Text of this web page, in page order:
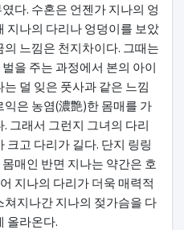
다. 수혼은 언젠가 지나의 엉
지나의 다리나 엉덩이를 보았
느낌은 천지차이다. 그때는
을 주는 과정에서 본의 아이
덜 잊은 풋사과 같은 느낌
은 농염(濃艶)한 몸매를 가
그래서 그런지 그녀의 다리
크고 다리가 길다. 단지 링링
매인 반면 지나는 약간은 호
지나의 다리가 더욱 매력적
쳐지나간 지나의 젖가슴을 다
올라온다.